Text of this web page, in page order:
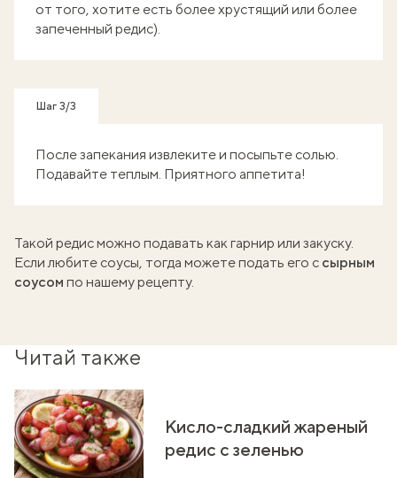
от того, хотите есть более хрустящий или более
запеченный редис).
Шаг 3/3
После запекания извлеките и посыпьте солью.
Подавайте теплым. Приятного аппетита!
Такой редис можно подавать как гарнир или закуску.
Если любите соусы, тогда можете подать его с сырным
соусом по нашему рецепту.
Читай также
Кисло-сладкий жареный
редис с зеленью